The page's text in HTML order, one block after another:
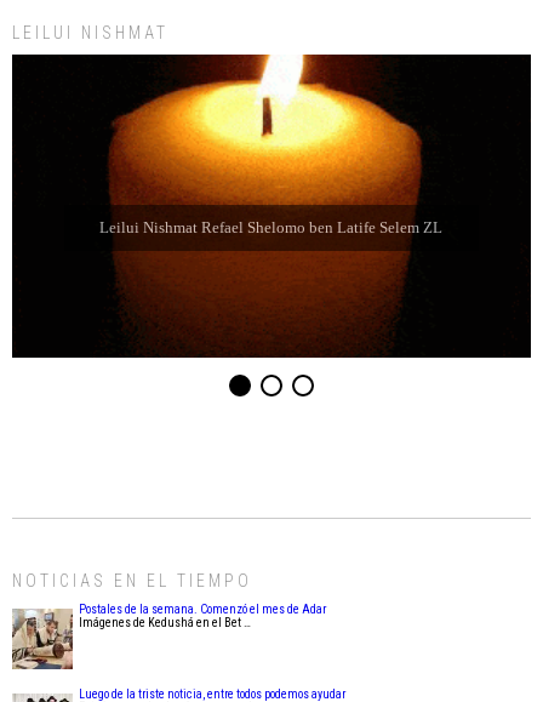
LEILUI NISHMAT
Leilui Nishmat Refael Shelomo ben Latife Selem ZL
NOTICIAS EN EL TIEMPO
Postales de la semana. Comenzó el mes de Adar
Imágenes de Kedushá en el Bet …
Luego de la triste noticia, entre todos podemos ayudar